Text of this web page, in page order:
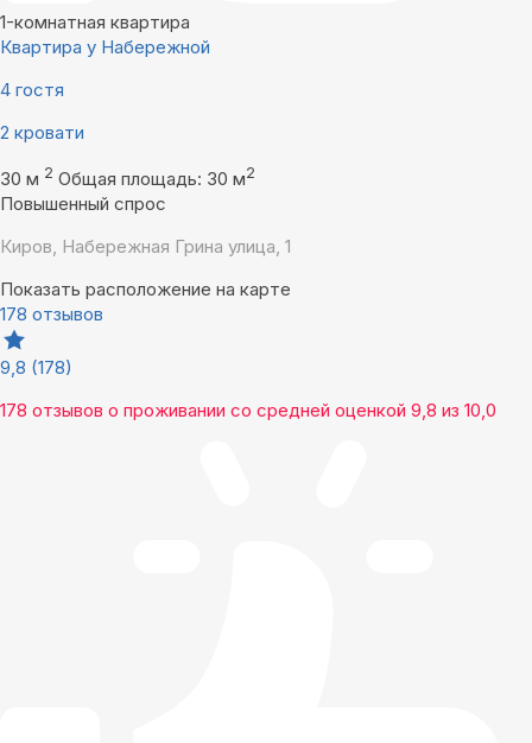
1-комнатная квартира
Квартира у Набережной
4 гостя
2 кровати
30 м 2 Общая площадь: 30 м2
Повышенный спрос
Киров, Набережная Грина улица, 1
Показать расположение на карте
178 отзывов
9,8 (178)
178 отзывов о проживании со средней оценкой 9,8 из 10,0